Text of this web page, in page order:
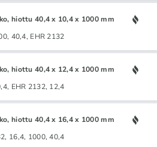
hiottu 40,4 x 10,4 x 1000 mm
40,4, EHR 2132
hiottu 40,4 x 12,4 x 1000 mm
EHR 2132, 12,4
hiottu 40,4 x 16,4 x 1000 mm
16,4, 1000, 40,4